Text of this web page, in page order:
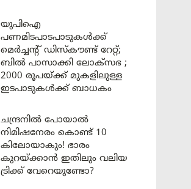
യുപിഐ
പണമിടപാടപാടുകൾക്ക്
മെർച്ചന്റ് ഡിസ്കൗണ്ട് റേറ്റ്;
ബിൽ പാസാക്കി ലോക്സഭ ;
2000 രൂപയ്ക്ക് മുകളിലുള്ള
ഇടപാടുകൾക്ക് ബാധകം
ചന്ദ്രനിൽ പോയാൽ
നിമിഷനേരം കൊണ്ട് 10
കിലോയാകും! ഭാരം
കുറയ്ക്കാൻ ഇതിലും വലിയ
ട്രിക്ക് വേറെയുണ്ടോ?